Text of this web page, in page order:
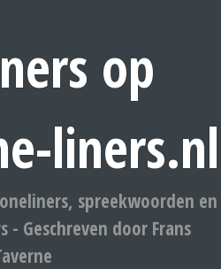
op
liners.nl
spreekwoorden en
- Geschreven door Frans